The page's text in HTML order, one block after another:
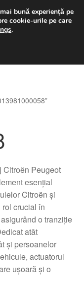
6816
Citroën Peugeot
esențial
Citroën și
crucial în
o tranziție
atât
și persoanelor
actuatorul
ușoară și o
bună experiență pe
cookie-urile pe care
.